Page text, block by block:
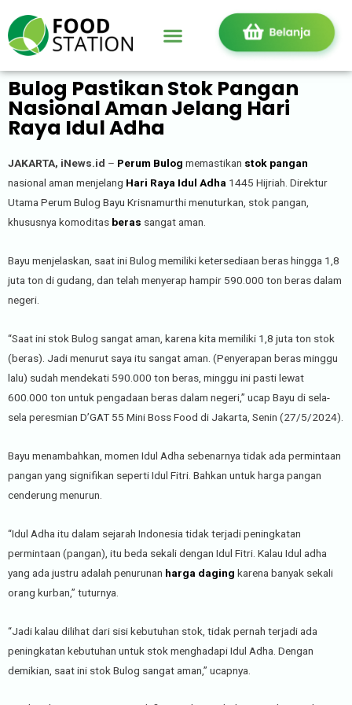
Bulog Pastikan Stok Pangan
Nasional Aman Jelang Hari
Raya Idul Adha
JAKARTA, iNews.id – Perum Bulog memastikan stok pangan
nasional aman menjelang Hari Raya Idul Adha 1445 Hijriah. Direktur
Utama Perum Bulog Bayu Krisnamurthi menuturkan, stok pangan,
khususnya komoditas beras sangat aman.
Bayu menjelaskan, saat ini Bulog memiliki ketersediaan beras hingga 1,8
juta ton di gudang, dan telah menyerap hampir 590.000 ton beras dalam
negeri.
“Saat ini stok Bulog sangat aman, karena kita memiliki 1,8 juta ton stok
(beras). Jadi menurut saya itu sangat aman. (Penyerapan beras minggu
lalu) sudah mendekati 590.000 ton beras, minggu ini pasti lewat
600.000 ton untuk pengadaan beras dalam negeri,” ucap Bayu di sela-
sela peresmian D’GAT 55 Mini Boss Food di Jakarta, Senin (27/5/2024).
Bayu menambahkan, momen Idul Adha sebenarnya tidak ada permintaan
pangan yang signifikan seperti Idul Fitri. Bahkan untuk harga pangan
cenderung menurun.
“Idul Adha itu dalam sejarah Indonesia tidak terjadi peningkatan
permintaan (pangan), itu beda sekali dengan Idul Fitri. Kalau Idul adha
yang ada justru adalah penurunan harga daging karena banyak sekali
orang kurban,” tuturnya.
“Jadi kalau dilihat dari sisi kebutuhan stok, tidak pernah terjadi ada
peningkatan kebutuhan untuk stok menghadapi Idul Adha. Dengan
demikian, saat ini stok Bulog sangat aman,” ucapnya.